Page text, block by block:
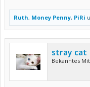
Ruth, Money Penny, PiRi
stray cat
Bekanntes